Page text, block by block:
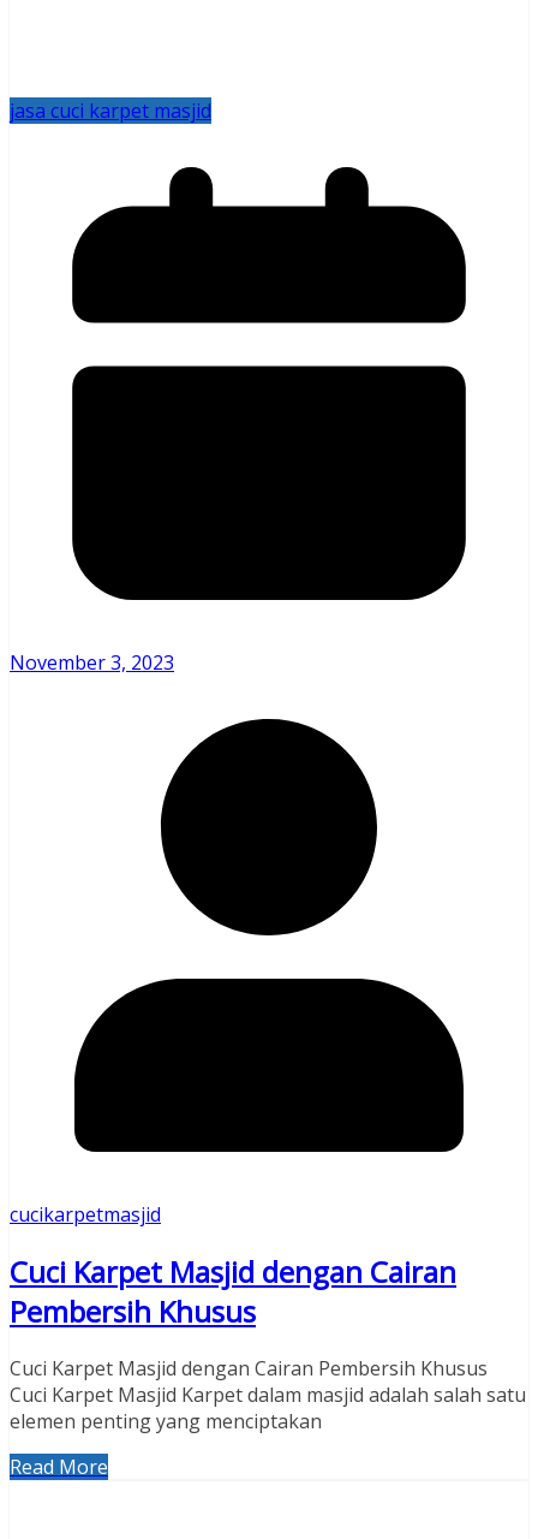
jasa cuci karpet masjid
November 3, 2023
cucikarpetmasjid
Cuci Karpet Masjid dengan Cairan
Pembersih Khusus
Cuci Karpet Masjid dengan Cairan Pembersih Khusus
Cuci Karpet Masjid Karpet dalam masjid adalah salah satu
elemen penting yang menciptakan
Read More